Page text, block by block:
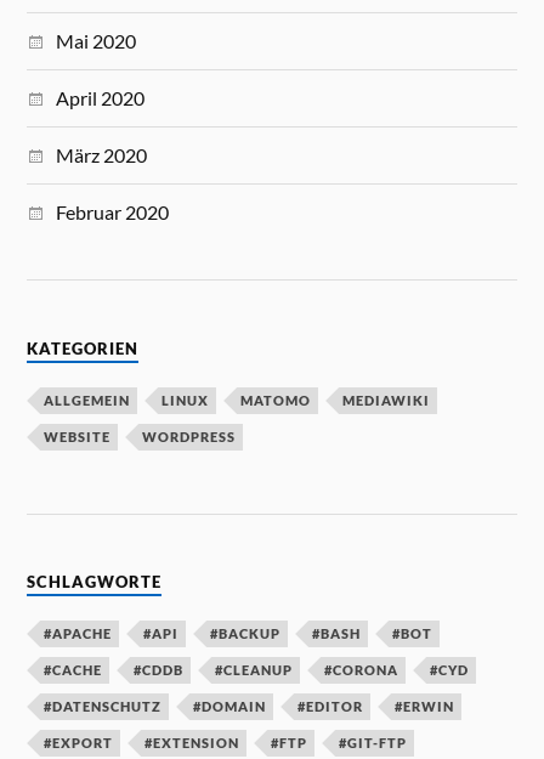
Mai 2020
April 2020
März 2020
Februar 2020
KATEGORIEN
ALLGEMEIN LINUX MATOMO MEDIAWIKI
WEBSITE WORDPRESS
SCHLAGWORTE
#APACHE #API #BACKUP #BASH #BOT
#CACHE #CDDB #CLEANUP #CORONA #CYD
#DATENSCHUTZ #DOMAIN #EDITOR #ERWIN
#EXPORT #EXTENSION #FTP #GIT-FTP